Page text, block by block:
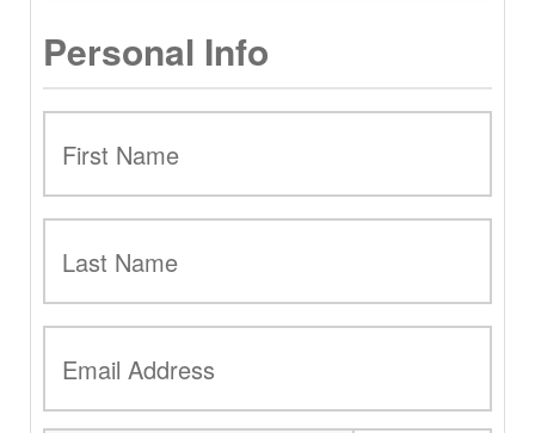
Personal Info